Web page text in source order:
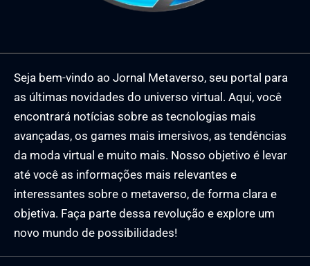
Seja bem-vindo ao Jornal Metaverso, seu portal para
as últimas novidades do universo virtual. Aqui, você
encontrará notícias sobre as tecnologias mais
avançadas, os games mais imersivos, as tendências
da moda virtual e muito mais. Nosso objetivo é levar
até você as informações mais relevantes e
interessantes sobre o metaverso, de forma clara e
objetiva. Faça parte dessa revolução e explore um
novo mundo de possibilidades!